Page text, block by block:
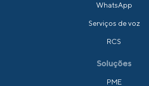
WhatsApp
Serviços de voz
RCS
Soluções
PME